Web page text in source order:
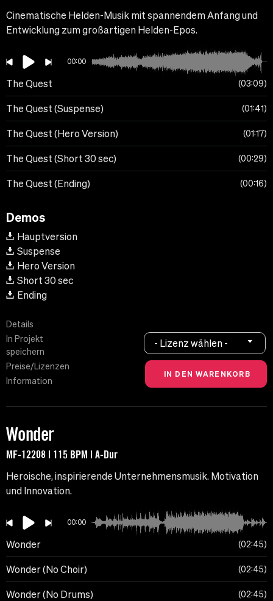
Cinematische Helden-Musik mit spannendem Anfang und
Entwicklung zum großartigen Helden-Epos.
00:00
The Quest 03:09
The Quest (Suspense) 01:41
The Quest (Hero Version) 01:17
The Quest (Short 30 sec) 00:29
The Quest (Ending) 00:16
Demos
Hauptversion
Suspense
Hero Version
Short 30 sec
Ending
Details
In Projekt
speichern
Preise/Lizenzen
Information
- Lizenz wählen -
Wonder
MF-12208 | 115 BPM | A-Dur
Heroische, inspirierende Unternehmensmusik. Motivation
und Innovation.
00:00
Wonder 02:45
Wonder (No Choir) 02:45
Wonder (No Drums) 02:45